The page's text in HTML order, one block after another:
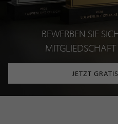
BEWERBEN SIE
JETZT